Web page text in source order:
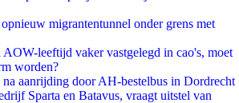
migrantentunnel onder grens met
leeftijd vaker vastgelegd in cao's, moet
worden?
aanrijding door AH-bestelbus in Dordrecht
Sparta en Batavus, vraagt uitstel van